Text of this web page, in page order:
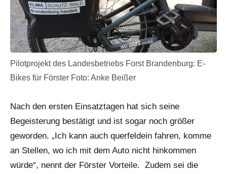
Pilotprojekt des Landesbetriebs Forst Brandenburg: E-
Bikes für Förster Foto: Anke Beißer
Nach den ersten Einsatztagen hat sich seine
Begeisterung bestätigt und ist sogar noch größer
geworden. „Ich kann auch querfeldein fahren, komme
an Stellen, wo ich mit dem Auto nicht hinkommen
würde“, nennt der Förster Vorteile. Zudem sei die